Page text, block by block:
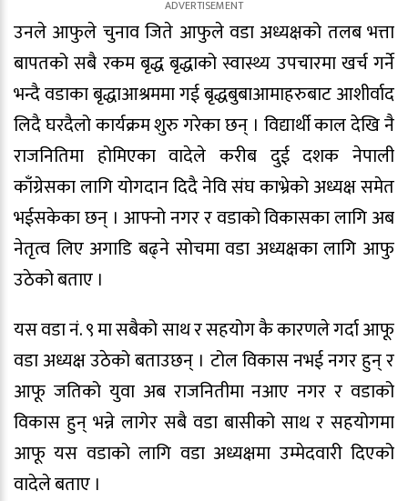
उनले आफुले चुनाव जिते आफुले वडा अध्यक्षको तलब भत्ता
बापतको सबै रकम बृद्ध बृद्धाको स्वास्थ्य उपचारमा खर्च गर्ने
भन्दै वडाका बृद्धाआश्रममा गई बृद्धबुबाआमाहरुबाट आशीर्वाद
लिदै घरदैलो कार्यक्रम शुरु गरेका छन् । विद्यार्थी काल देखि नै
राजनितिमा होमिएका वादेले करीब दुई दशक नेपाली
काँग्रेसका लागि योगदान दिदै नेवि संघ काभ्रेको अध्यक्ष समेत
भईसकेका छन् । आफ्नो नगर र वडाको विकासका लागि अब
नेतृत्व लिए अगाडि बढ्ने सोचमा वडा अध्यक्षका लागि आफु
उठेको बताए ।
यस वडा नं. ९ मा सबैको साथ र सहयोग कै कारणले गर्दा आफू
वडा अध्यक्ष उठेको बताउछन् । टोल विकास नभई नगर हुन् र
आफू जतिको युवा अब राजनितीमा नआए नगर र वडाको
विकास हुन् भन्ने लागेर सबै वडा बासीको साथ र सहयोगमा
आफू यस वडाको लागि वडा अध्यक्षमा उम्मेदवारी दिएको
वादेले बताए ।